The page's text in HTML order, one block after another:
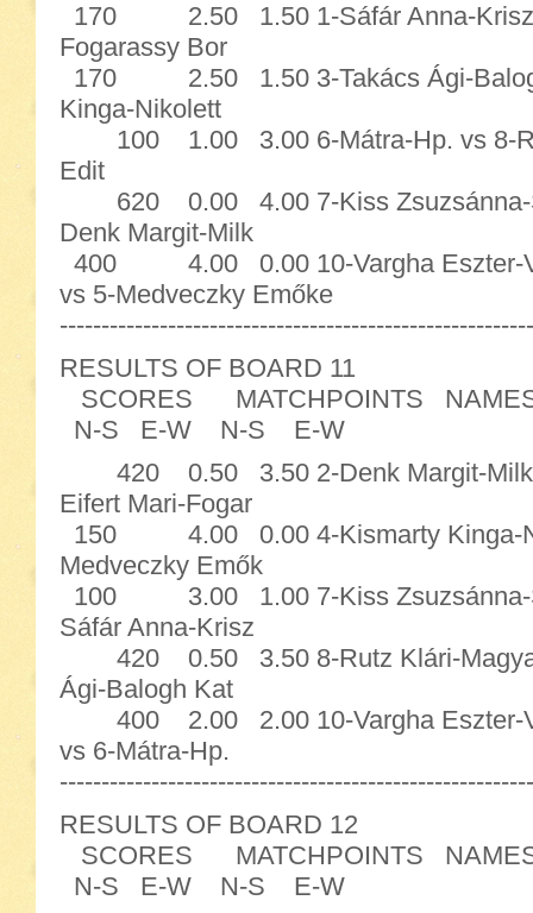
170 2.50 1.50 1-Sáfár Anna-
Fogarassy Bor
170 2.50 1.50 3-Takács Ági-
Kinga-Nikolett
100 1.00 3.00 6-Mátra-Hp. vs 8-
Edit
620 0.00 4.00 7-Kiss Zsuzsánna-
Denk Margit-Milk
400 4.00 0.00 10-Vargha Eszter-
vs 5-Medveczky Emőke
RESULTS OF BOARD 11
SCORES MATCHPOINTS
N-S E-W N-S E-W
420 0.50 3.50 2-Denk Margit-
Eifert Mari-Fogar
150 4.00 0.00 4-Kismarty Kinga-
Medveczky Emők
100 3.00 1.00 7-Kiss Zsuzsánna-
Sáfár Anna-Krisz
420 0.50 3.50 8-Rutz Klári-
Ági-Balogh Kat
400 2.00 2.00 10-Vargha Eszter-
vs 6-Mátra-Hp.
RESULTS OF BOARD 12
SCORES MATCHPOINTS
N-S E-W N-S E-W